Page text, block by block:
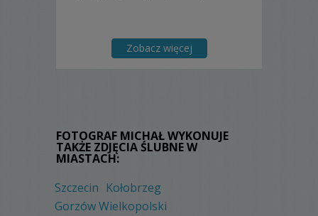
Zobacz więcej
FOTOGRAF MICHAŁ WYKONUJE
TAKŻE ZDJĘCIA ŚLUBNE W
MIASTACH:
Szczecin Kołobrzeg
Gorzów Wielkopolski